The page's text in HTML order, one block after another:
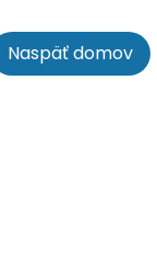
Naspäť domov